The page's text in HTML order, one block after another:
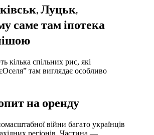
Луцьк,
саме там іпотека
кілька спільних рис, які
там виглядає особливо
на оренду
війни багато українців
регіонів. Частина —